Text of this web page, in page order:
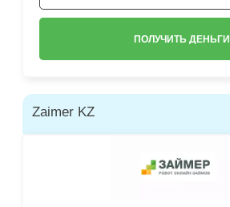
ПОЛУЧИТЬ ДЕНЬГИ
Zaimer KZ